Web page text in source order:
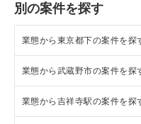
別の案件を探す
業態から東京都下の案件を探
東京都下のラーメンの居抜
東京都下のフランス料理の
業態から武蔵野市の案件を探
武蔵野市のラーメンの居抜
業態から吉祥寺駅の案件を探